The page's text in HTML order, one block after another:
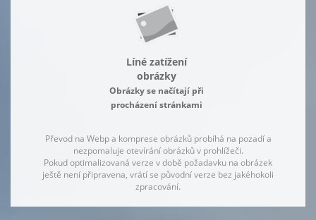
Líné zatížení
obrázky
Obrázky se načítají při
procházení stránkami
Převod na Webp a komprese obrázků probíhá na pozadí a
nezpomaluje otevírání obrázků v prohlížeči.
Pokud optimalizovaná verze v době požadavku na obrázek
ještě není připravena, vrátí se původní verze bez jakéhokoli
zpracování.